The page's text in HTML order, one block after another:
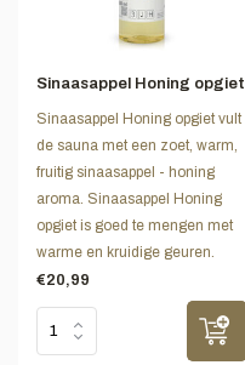
Sinaasappel Honing opgiet
Sinaasappel Honing opgiet vult
de sauna met een zoet, warm,
fruitig sinaasappel - honing
aroma. Sinaasappel Honing
opgiet is goed te mengen met
warme en kruidige geuren.
€20,99